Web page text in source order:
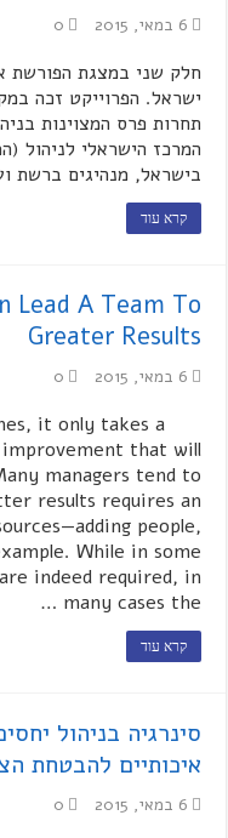
6 במאי, 2015 0
חלק שני במצגת הפורשת
המרכז הישראלי לניהול
בישראל, מנהיגים ברשת
קרא עוד
Lead A Team To
Greater Results
6 במאי, 2015 0
it only takes a
that will
managers tend to
results requires an
people,
While in some
indeed required, in
many cases the …
קרא עוד
סינרגיה בניהול
איכותיים להבטחת
6 במאי, 2015 0